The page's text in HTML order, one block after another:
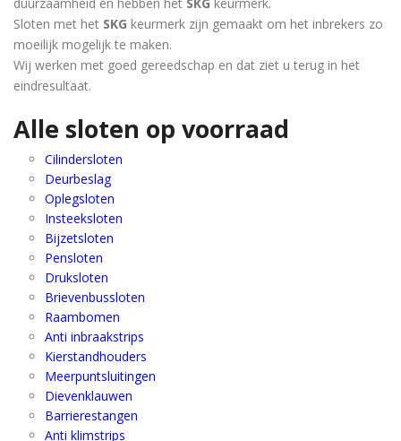
Sloten met het SKG keurmerk zijn gemaakt om het inbrekers zo
moeilijk mogelijk te maken.
Wij werken met goed gereedschap en dat ziet u terug in het
eindresultaat.
Alle sloten op voorraad
Cilindersloten
Deurbeslag
Oplegsloten
Insteeksloten
Bijzetsloten
Pensloten
Druksloten
Brievenbussloten
Raambomen
Anti inbraakstrips
Kierstandhouders
Meerpuntsluitingen
Dievenklauwen
Barrierestangen
Anti klimstrips